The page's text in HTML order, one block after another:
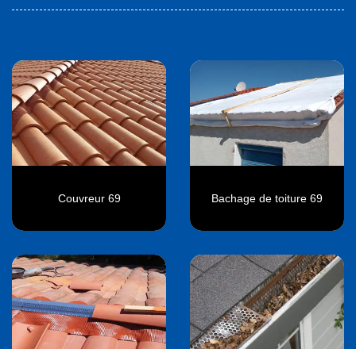
Couvreur 69 Bachage de toiture 69